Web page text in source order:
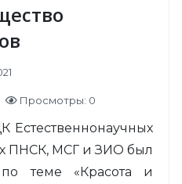
Просмотры: 0
Естественнонаучных
ПНСК, МСГ и ЗИО был
теме «Красота и